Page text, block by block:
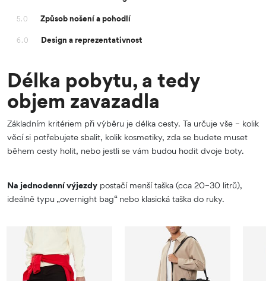
5.0 Způsob nošení a pohodlí
6.0 Design a reprezentativnost
Délka pobytu, a tedy
objem zavazadla
Základním kritériem při výběru je délka cesty. Ta určuje vše – kolik
věcí si potřebujete sbalit, kolik kosmetiky, zda se budete muset
během cesty holit, nebo jestli se vám budou hodit dvoje boty.
Na jednodenní výjezdy postačí menší taška (cca 20–30 litrů),
ideálně typu „overnight bag“ nebo klasická taška do ruky.